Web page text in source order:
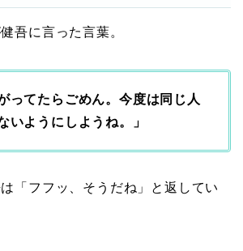
吾に言った言葉。
ってたらごめん。今度は同じ人
いようにしようね。」
「フフッ、そうだね」と返してい